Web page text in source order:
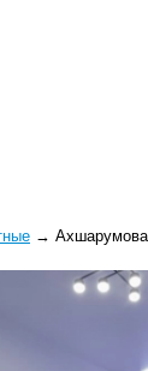
→ Ахшарумова